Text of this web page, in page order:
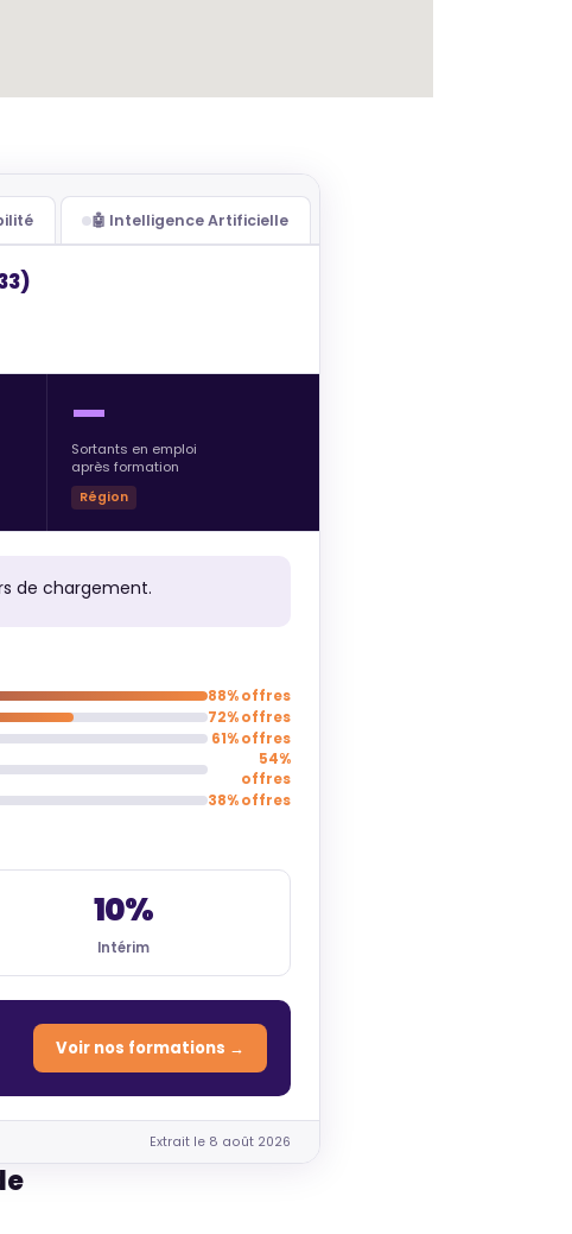
🤖 Intelligence Artificielle
—
Sortants en emploi
après formation
Région
de chargement.
88% offres
72% offres
61% offres
54%
offres
38% offres
10%
Intérim
Voir nos formations →
Extrait le 8 août 2026